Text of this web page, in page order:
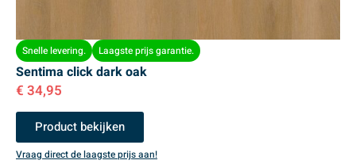
Snelle levering. Laagste prijs garantie.
Sentima click dark oak
€ 34,95
Product bekijken
Vraag direct de laagste prijs aan!